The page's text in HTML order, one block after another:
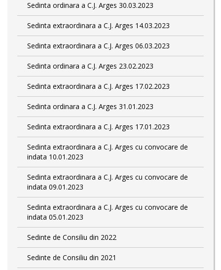
Sedinta ordinara a C.J. Arges 30.03.2023
Sedinta extraordinara a C.J. Arges 14.03.2023
Sedinta extraordinara a C.J. Arges 06.03.2023
Sedinta ordinara a C.J. Arges 23.02.2023
Sedinta extraordinara a C.J. Arges 17.02.2023
Sedinta ordinara a C.J. Arges 31.01.2023
Sedinta extraordinara a C.J. Arges 17.01.2023
Sedinta extraordinara a C.J. Arges cu convocare de
indata 10.01.2023
Sedinta extraordinara a C.J. Arges cu convocare de
indata 09.01.2023
Sedinta extraordinara a C.J. Arges cu convocare de
indata 05.01.2023
Sedinte de Consiliu din 2022
Sedinte de Consiliu din 2021